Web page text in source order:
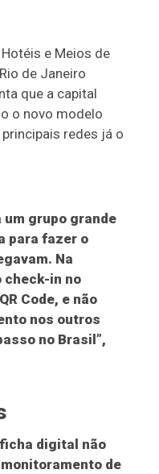
e Meios de
de Janeiro
que a capital
o novo modelo
redes já o
um grupo grande
para fazer o
Na
check-in no
Code, e não
nos outros
no Brasil”,
digital não
de